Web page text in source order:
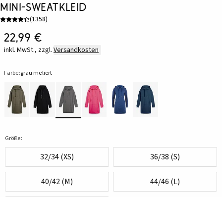
Mini-Sweatkleid
(1358)
22,99 €
inkl. MwSt., zzgl. Versandkosten
Farbe:grau meliert
Größe:
32/34 (XS) 36/38 (S)
40/42 (M) 44/46 (L)